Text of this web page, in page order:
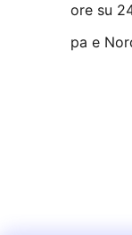
ore su
pa e